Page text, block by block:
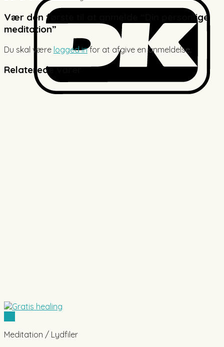
Vær den første til at anmelde “Din personlige
meditation”
Du skal være logged infor at afgive en anmeldelse.
Relaterede varer
Meditation / Lydfiler